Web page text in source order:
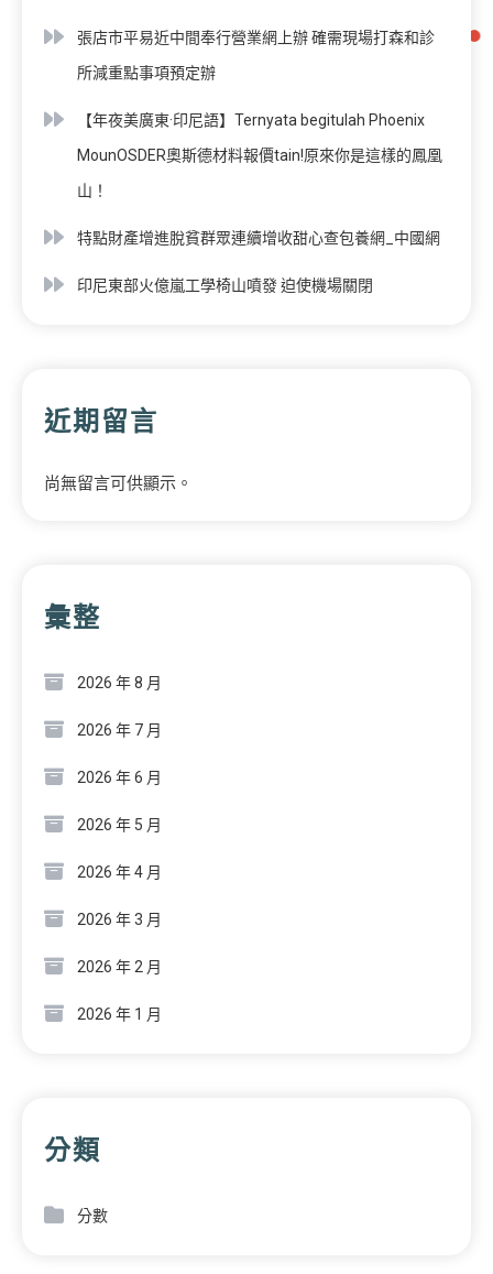
張店市平易近中間奉行營業網上辦 確需現場打森和診
所減重點事項預定辦
【年夜美廣東·印尼語】Ternyata begitulah Phoenix
MounOSDER奧斯德材料報價tain!原來你是這樣的鳳凰
山！
特點財產增進脫貧群眾連續增收甜心查包養網_中國網
印尼東部火億嵐工學椅山噴發 迫使機場關閉
近期留言
尚無留言可供顯示。
彙整
2026 年 8 月
2026 年 7 月
2026 年 6 月
2026 年 5 月
2026 年 4 月
2026 年 3 月
2026 年 2 月
2026 年 1 月
分類
分數